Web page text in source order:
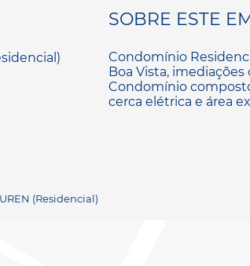
SOBRE ESTE
Condomínio
Boa Vista,
Condomínio
cerca elétrica e área
(Residencial)